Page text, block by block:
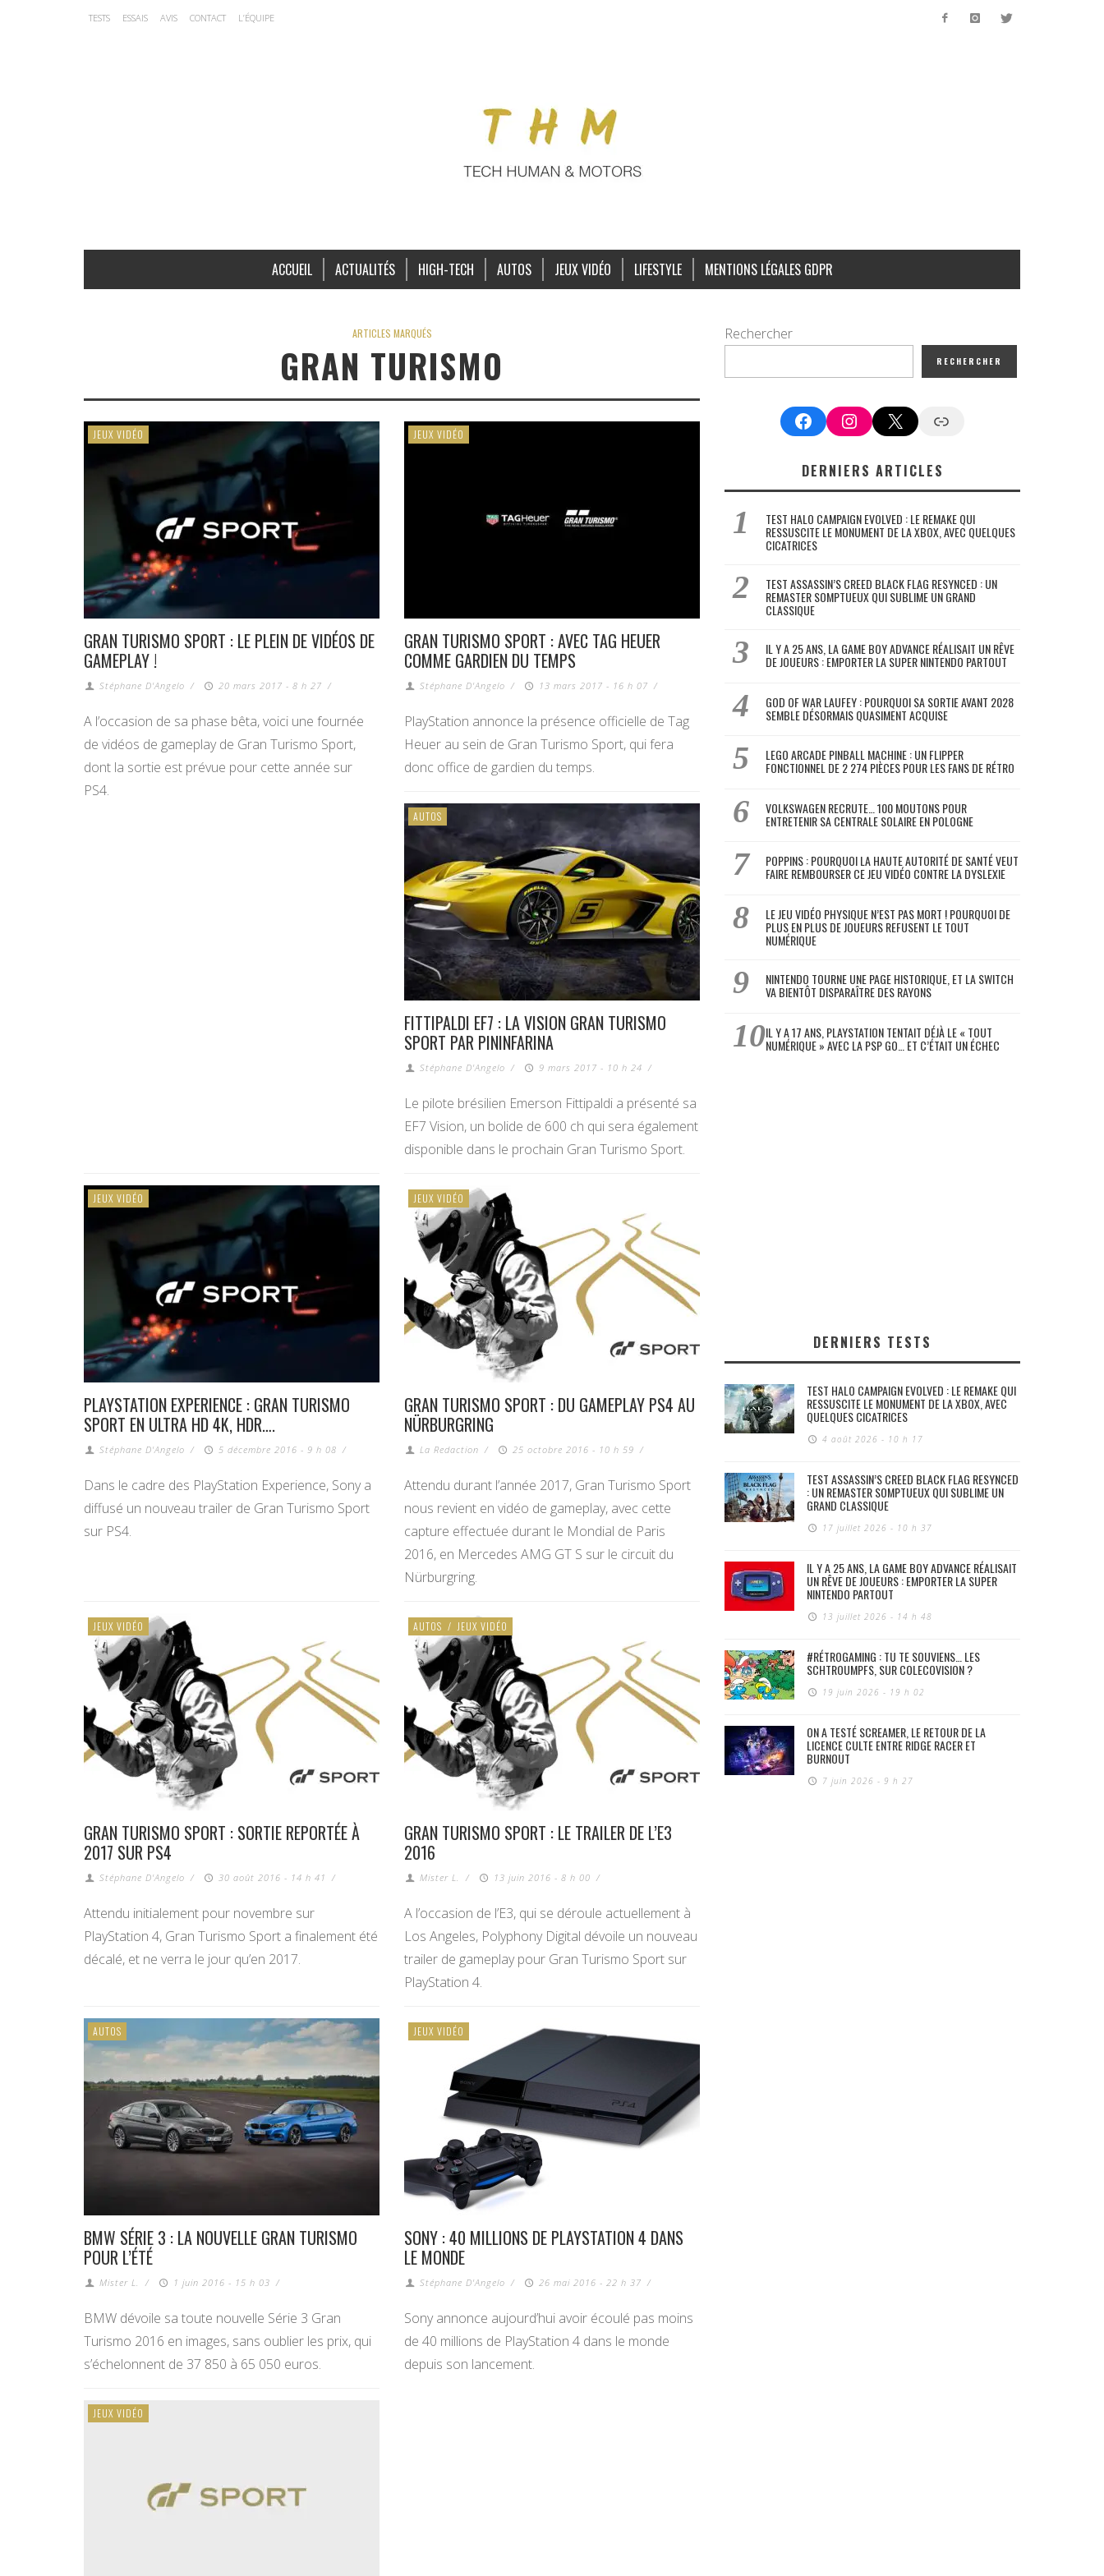
TESTS ESSAIS AVIS CONTACT L’ÉQUIPE
ACCUEIL ACTUALITÉS HIGH-TECH AUTOS JEUX VIDÉO LIFESTYLE MENTIONS LÉGALES GDPR
ARTICLES MARQUÉS
GRAN TURISMO
JEUX VIDÉO
GRAN TURISMO SPORT : LE PLEIN DE VIDÉOS DE
GAMEPLAY !
Stéphane D'Angelo / 20 mars 2017 - 8 h 27 /
A l’occasion de sa phase bêta, voici une fournée
de vidéos de gameplay de Gran Turismo Sport,
dont la sortie est prévue pour cette année sur
PS4.
JEUX VIDÉO
GRAN TURISMO SPORT : AVEC TAG HEUER
COMME GARDIEN DU TEMPS
Stéphane D'Angelo / 13 mars 2017 - 16 h 07 /
PlayStation annonce la présence officielle de Tag
Heuer au sein de Gran Turismo Sport, qui fera
donc office de gardien du temps.
AUTOS
FITTIPALDI EF7 : LA VISION GRAN TURISMO
SPORT PAR PININFARINA
Stéphane D'Angelo / 9 mars 2017 - 10 h 24 /
Le pilote brésilien Emerson Fittipaldi a présenté sa
EF7 Vision, un bolide de 600 ch qui sera également
disponible dans le prochain Gran Turismo Sport.
JEUX VIDÉO
PLAYSTATION EXPERIENCE : GRAN TURISMO
SPORT EN ULTRA HD 4K, HDR….
Stéphane D'Angelo / 5 décembre 2016 - 9 h 08 /
Dans le cadre des PlayStation Experience, Sony a
diffusé un nouveau trailer de Gran Turismo Sport
sur PS4.
JEUX VIDÉO
GRAN TURISMO SPORT : DU GAMEPLAY PS4 AU
NÜRBURGRING
La Redaction / 25 octobre 2016 - 10 h 59 /
Attendu durant l’année 2017, Gran Turismo Sport
nous revient en vidéo de gameplay, avec cette
capture effectuée durant le Mondial de Paris
2016, en Mercedes AMG GT S sur le circuit du
Nürburgring.
JEUX VIDÉO
GRAN TURISMO SPORT : SORTIE REPORTÉE À
2017 SUR PS4
Stéphane D'Angelo / 30 août 2016 - 14 h 41 /
Attendu initialement pour novembre sur
PlayStation 4, Gran Turismo Sport a finalement été
décalé, et ne verra le jour qu’en 2017.
AUTOS / JEUX VIDÉO
GRAN TURISMO SPORT : LE TRAILER DE L’E3
2016
Mister L. / 13 juin 2016 - 8 h 00 /
A l’occasion de l’E3, qui se déroule actuellement à
Los Angeles, Polyphony Digital dévoile un nouveau
trailer de gameplay pour Gran Turismo Sport sur
PlayStation 4.
AUTOS
BMW SÉRIE 3 : LA NOUVELLE GRAN TURISMO
POUR L’ÉTÉ
Mister L. / 1 juin 2016 - 15 h 03 /
BMW dévoile sa toute nouvelle Série 3 Gran
Turismo 2016 en images, sans oublier les prix, qui
s’échelonnent de 37 850 à 65 050 euros.
JEUX VIDÉO
SONY : 40 MILLIONS DE PLAYSTATION 4 DANS
LE MONDE
Stéphane D'Angelo / 26 mai 2016 - 22 h 37 /
Sony annonce aujourd’hui avoir écoulé pas moins
de 40 millions de PlayStation 4 dans le monde
depuis son lancement.
JEUX VIDÉO
Rechercher
RECHERCHER
FacebookInstagram
X Google News
DERNIERS ARTICLES
TEST HALO CAMPAIGN EVOLVED : LE REMAKE QUI
RESSUSCITE LE MONUMENT DE LA XBOX, AVEC QUELQUES
CICATRICES
TEST ASSASSIN’S CREED BLACK FLAG RESYNCED : UN
REMASTER SOMPTUEUX QUI SUBLIME UN GRAND
CLASSIQUE
IL Y A 25 ANS, LA GAME BOY ADVANCE RÉALISAIT UN RÊVE
DE JOUEURS : EMPORTER LA SUPER NINTENDO PARTOUT
GOD OF WAR LAUFEY : POURQUOI SA SORTIE AVANT 2028
SEMBLE DÉSORMAIS QUASIMENT ACQUISE
LEGO ARCADE PINBALL MACHINE : UN FLIPPER
FONCTIONNEL DE 2 274 PIÈCES POUR LES FANS DE RÉTRO
VOLKSWAGEN RECRUTE… 100 MOUTONS POUR
ENTRETENIR SA CENTRALE SOLAIRE EN POLOGNE
POPPINS : POURQUOI LA HAUTE AUTORITÉ DE SANTÉ VEUT
FAIRE REMBOURSER CE JEU VIDÉO CONTRE LA DYSLEXIE
LE JEU VIDÉO PHYSIQUE N’EST PAS MORT ! POURQUOI DE
PLUS EN PLUS DE JOUEURS REFUSENT LE TOUT
NUMÉRIQUE
NINTENDO TOURNE UNE PAGE HISTORIQUE, ET LA SWITCH
VA BIENTÔT DISPARAÎTRE DES RAYONS
IL Y A 17 ANS, PLAYSTATION TENTAIT DÉJÀ LE « TOUT
NUMÉRIQUE » AVEC LA PSP GO… ET C’ÉTAIT UN ÉCHEC
DERNIERS TESTS
TEST HALO CAMPAIGN EVOLVED : LE REMAKE QUI
RESSUSCITE LE MONUMENT DE LA XBOX, AVEC
QUELQUES CICATRICES
4 août 2026 - 10 h 17
TEST ASSASSIN’S CREED BLACK FLAG RESYNCED
: UN REMASTER SOMPTUEUX QUI SUBLIME UN
GRAND CLASSIQUE
17 juillet 2026 - 10 h 37
IL Y A 25 ANS, LA GAME BOY ADVANCE RÉALISAIT
UN RÊVE DE JOUEURS : EMPORTER LA SUPER
NINTENDO PARTOUT
13 juillet 2026 - 14 h 48
#RÉTROGAMING : TU TE SOUVIENS… LES
SCHTROUMPFS, SUR COLECOVISION ?
19 juin 2026 - 19 h 02
ON A TESTÉ SCREAMER, LE RETOUR DE LA
LICENCE CULTE ENTRE RIDGE RACER ET
BURNOUT
7 juin 2026 - 9 h 27